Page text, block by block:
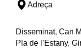
Adreça
Disseminat, Can
Pla de l’Estany,